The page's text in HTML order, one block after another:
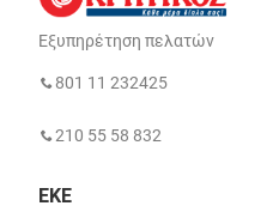
Εξυπηρέτηση πελατών
801 11 232425
210 55 58 832
ΕΚΕ